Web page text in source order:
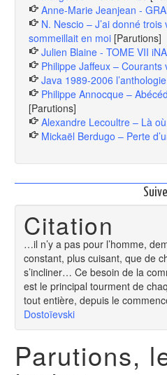
Anne-Marie Jeanjean -
N. Nescio – J’ai donné
sommeillait en moi [Parutions]
Julien Blaine - TOME VII
Philippe Jaffeux – Courants
Java 1989-2006 l’anthologie
Philippe Annocque –
[Parutions]
Alexandre Lecoultre – Là
Mickaël Berdugo – Perte
Citation
…il n’y a pas pour l’homme,
constant, plus cuisant, que de
s’incliner… Ce besoin de la
est le principal tourment de
tout entière, depuis le
Dostoïevski
Parutions,